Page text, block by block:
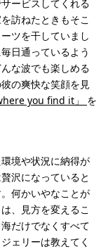
ービスしてくれる
訪ねたときもそこ
ツを干していまし
日通っているよう
な波でも楽しめる
の爽快な笑顔を見
you find it」 を
境や状況に納得が
沢になっていると
何かいやなことが
、見方を変えるこ
だけでなくすべて
ェリーは教えてく